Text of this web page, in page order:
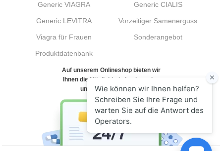
Generic VIAGRA Generic CIALIS
Generic LEVITRA Vorzeitiger Samenerguss
Viagra für Frauen Sonderangebot
Produktdatenbank
Auf unserem Onlineshop bieten wir
Ihnen die Möglichkeit, hochwertige
und billige generische